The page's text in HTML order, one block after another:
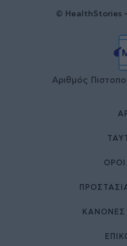
© HealthStories
Αριθμός
ΚΑΝΟΝΕΣ